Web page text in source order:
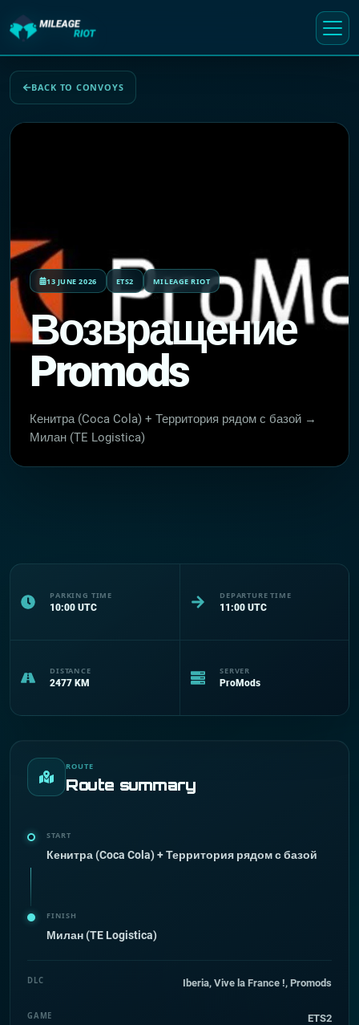
BACK TO CONVOYS
13 JUNE 2026 ETS2 MILEAGE RIOT
Возвращение
Promods
Кенитра (Coca Cola) + Территория рядом с базой →
Милан (TE Logistica)
PARKING TIME
10:00 UTC
DEPARTURE TIME
11:00 UTC
DISTANCE
2477 KM
SERVER
ProMods
ROUTE
Route summary
START
Кенитра (Coca Cola) + Территория рядом с базой
FINISH
Милан (TE Logistica)
DLC Iberia, Vive la France !, Promods
GAME ETS2